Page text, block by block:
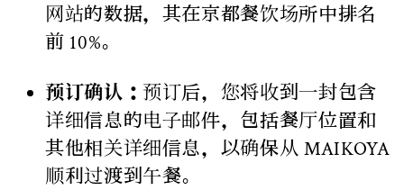
网站的数据，其在京都餐饮场所中排名
前 10%。
预订确认： 预订后，您将收到一封包含
详细信息的电子邮件，包括餐厅位置和
其他相关详细信息，以确保从 MAIKOYA
顺利过渡到午餐。